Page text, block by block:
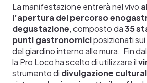
La manifestazione entrerà nel vivo
l’apertura del percorso
degustazione, composto da35
punti gastronomiciposizionati
del giardino interno alle mura. Fin
la Pro Loco ha scelto di utilizzare il
strumento di divulgazione